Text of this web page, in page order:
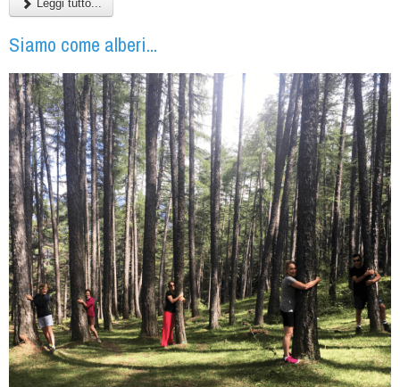
Leggi tutto...
Siamo come alberi...